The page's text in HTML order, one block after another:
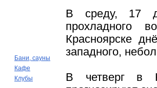
Бани, сауны
Кафе
Клубы
В среду, 17
прохладного
Красноярске
западного,
В четверг в